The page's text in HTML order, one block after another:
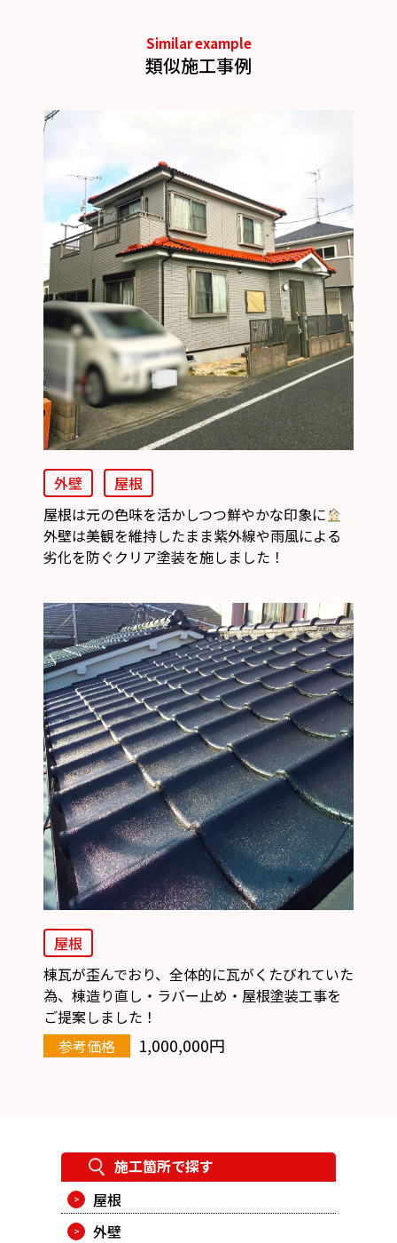
Similar example
類似施工事例
外壁
屋根
屋根は元の色味を活かしつつ鮮やかな印象に
外壁は美観を維持したまま紫外線や雨風による
劣化を防ぐクリア塗装を施しました！
屋根
棟瓦が歪んでおり、全体的に瓦がくたびれていた
為、棟造り直し・ラバー止め・屋根塗装工事を
ご提案しました！
参考価格
1,000,000円
施工箇所で探す
屋根
外壁